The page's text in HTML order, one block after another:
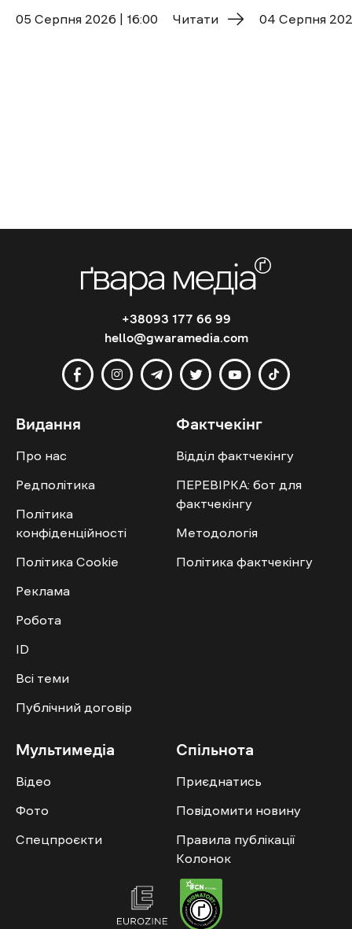
05 Cерпня 2026 | 16:00 Читати 04 Cерпня
+38093 177 66 99
hello@gwaramedia.com
Видання
Про нас
Редполітика
Політика
конфіденційності
Політика Cookie
Реклама
Робота
ID
Всі теми
Публічний договір
Фактчекінг
Відділ фактчекінгу
ПЕРЕВІРКА: бот для
фактчекінгу
Методологія
Політика фактчекінгу
Мультимедіа
Відео
Фото
Спецпроєкти
Спільнота
Приєднатись
Повідомити новину
Правила публікації
Колонок